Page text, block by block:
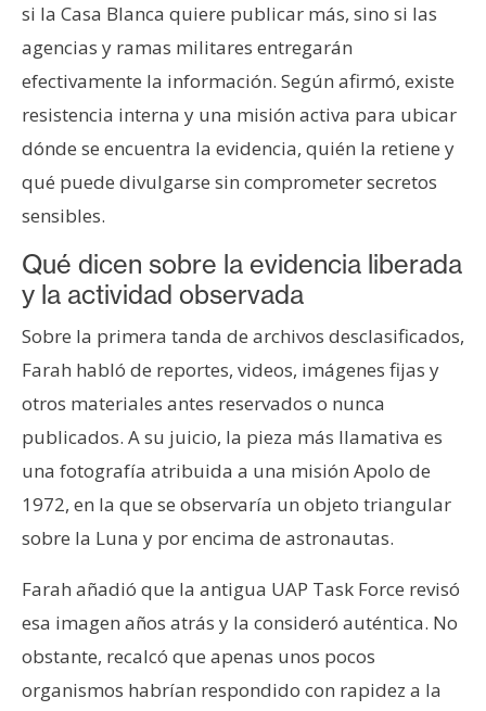
si la Casa Blanca quiere publicar más, sino si las
agencias y ramas militares entregarán
efectivamente la información. Según afirmó, existe
resistencia interna y una misión activa para ubicar
dónde se encuentra la evidencia, quién la retiene y
qué puede divulgarse sin comprometer secretos
sensibles.
Qué dicen sobre la evidencia liberada
y la actividad observada
Sobre la primera tanda de archivos desclasificados,
Farah habló de reportes, videos, imágenes fijas y
otros materiales antes reservados o nunca
publicados. A su juicio, la pieza más llamativa es
una fotografía atribuida a una misión Apolo de
1972, en la que se observaría un objeto triangular
sobre la Luna y por encima de astronautas.
Farah añadió que la antigua UAP Task Force revisó
esa imagen años atrás y la consideró auténtica. No
obstante, recalcó que apenas unos pocos
organismos habrían respondido con rapidez a la